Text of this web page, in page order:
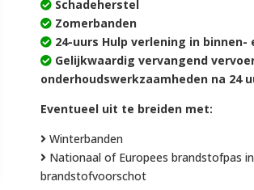
Schadeherstel
Zomerbanden
24-uurs Hulp verlening in binnen-
Gelijkwaardig vervangend
onderhoudswerkzaamheden na 24
Eventueel uit te breiden met:
Winterbanden
Nationaal of Europees brandstofpas
brandstofvoorschot